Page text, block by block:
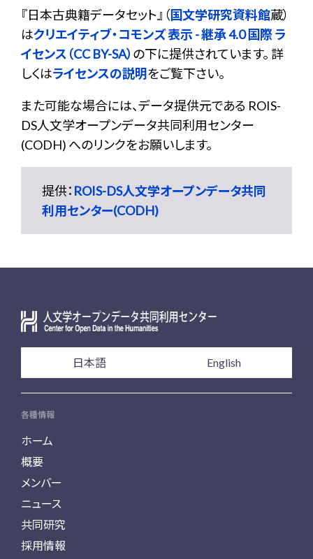
『日本古典籍データセット 』（国文学研究資料館蔵）
はクリエイティブ・コモンズ 表示 - 継承 4.0 国際 ラ
イセンス（CC BY-SA） の下に提供されています。 詳
しくはライセンスの説明をご覧下さい。
また可能な場合には、データ提供元である ROIS-
DS人文学オープンデータ共同利用センター
(CODH) へのリンクをお願いします。
提供： ROIS-DS人文学オープンデータ共同
利用センター(CODH)
日本語 English
各種情報
ホーム
概要
メンバー
ニュース
共同研究
採用情報